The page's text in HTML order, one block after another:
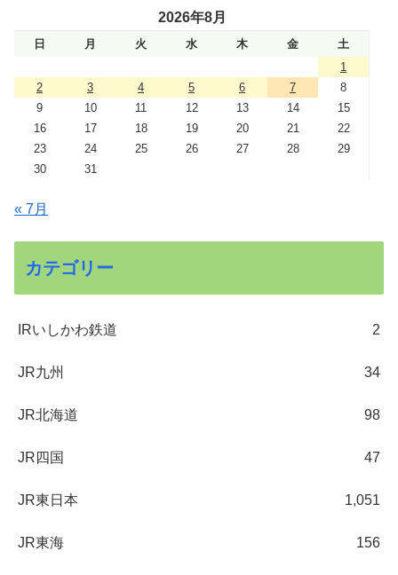
2026年8月
日 月 火 水 木 金
土
1
2
3 4 5 6 7
8
9
10 11 12 13 14
15
16
17 18 19 20 21
22
23
24 25 26 27 28
29
30
31
« 7月
カテゴリー
IRいしかわ鉄道 2
JR九州 34
JR北海道 98
JR四国 47
JR東日本 1,051
JR東海 156